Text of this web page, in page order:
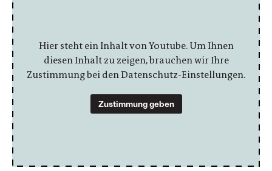
Hier steht ein Inhalt von Youtube. Um Ihnen
diesen Inhalt zu zeigen, brauchen wir Ihre
Zustimmung bei den Datenschutz-Einstellungen.
Zustimmung geben